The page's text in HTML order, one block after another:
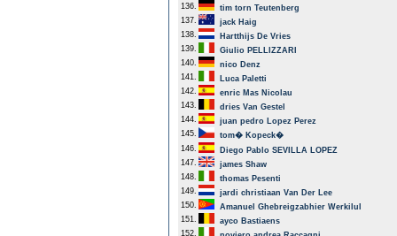
136.
tim torn Teutenberg
137.
jack Haig
138.
Hartthijs De Vries
139.
Giulio PELLIZZARI
140.
nico Denz
141.
Luca Paletti
142.
enric Mas Nicolau
143.
dries Van Gestel
144.
juan pedro Lopez Perez
145.
tom� Kopeck�
146.
Diego Pablo SEVILLA LOPEZ
147.
james Shaw
148.
thomas Pesenti
149.
jardi christiaan Van Der Lee
150.
Amanuel Ghebreigzabhier Werkilul
151.
ayco Bastiaens
152.